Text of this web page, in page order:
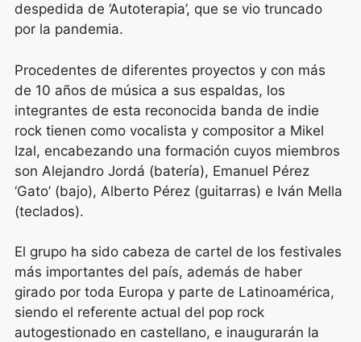
despedida de ‘Autoterapia’, que se vio truncado
por la pandemia.
Procedentes de diferentes proyectos y con más
de 10 años de música a sus espaldas, los
integrantes de esta reconocida banda de indie
rock tienen como vocalista y compositor a Mikel
Izal, encabezando una formación cuyos miembros
son Alejandro Jordá (batería), Emanuel Pérez
‘Gato’ (bajo), Alberto Pérez (guitarras) e Iván Mella
(teclados).
El grupo ha sido cabeza de cartel de los festivales
más importantes del país, además de haber
girado por toda Europa y parte de Latinoamérica,
siendo el referente actual del pop rock
autogestionado en castellano, e inaugurarán la